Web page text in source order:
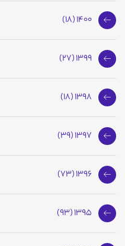
1400 (18)
1399 (27)
1398 (18)
1397 (39)
1396 (73)
1395 (93)